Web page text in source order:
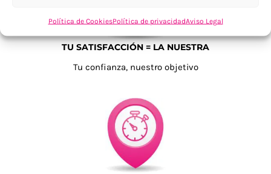
Política de CookiesPolítica de privacidadAviso Legal
TU SATISFACCIÓN = LA NUESTRA
Tu confianza, nuestro objetivo